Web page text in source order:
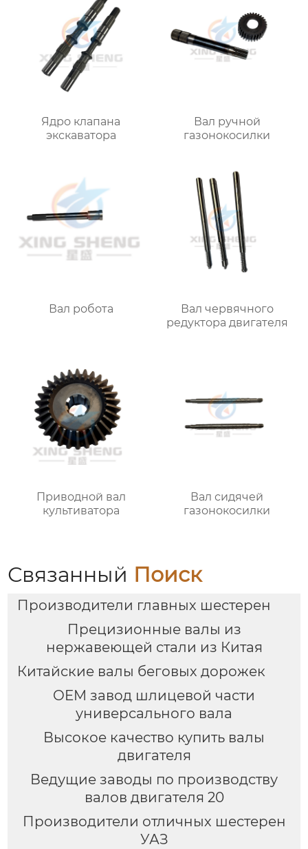
Ядро клапана
экскаватора
Вал ручной
газонокосилки
Вал робота
Вал червячного
редуктора двигателя
Приводной вал
культиватора
Вал сидячей
газонокосилки
Связанный Поиск
Производители главных шестерен
Прецизионные валы из
нержавеющей стали из Китая
Китайские валы беговых дорожек
OEM завод шлицевой части
универсального вала
Высокое качество купить валы
двигателя
Ведущие заводы по производству
валов двигателя 20
Производители отличных шестерен
УАЗ